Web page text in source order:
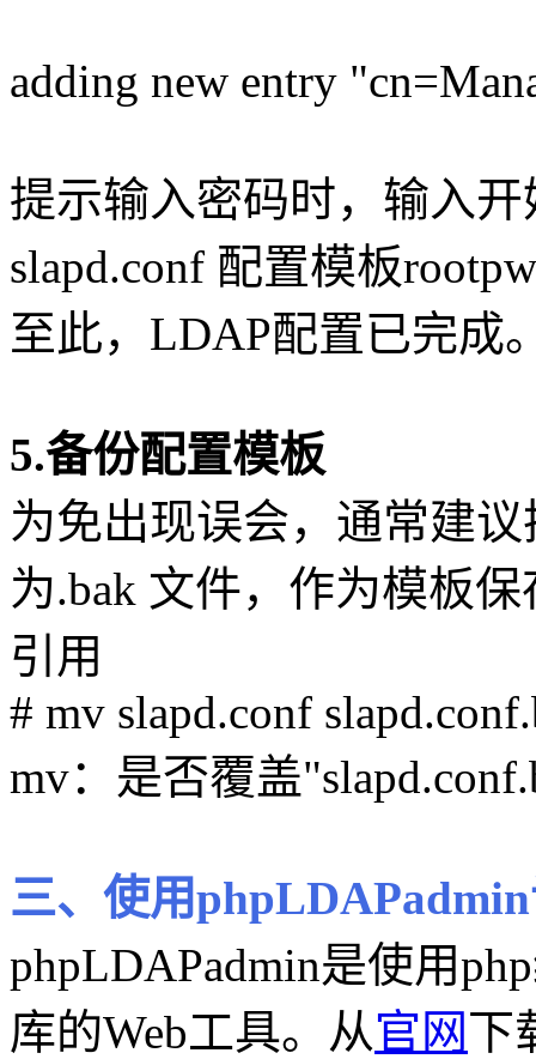
adding new entry
提示输入密码时，输入开
slapd.conf 配置模板
至此，LDAP配置已完成
5.备份配置模板
为免出现误会，通常建
为.bak 文件，作为模板保
引用
# mv slapd.conf
mv：是否覆盖
三、使用
phpLDAPadmin是使用
库的Web工具。从官网下